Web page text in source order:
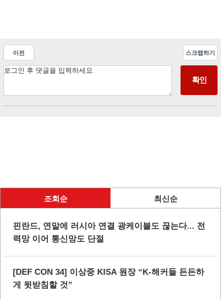
이전 스크랩하기
조회순 최신순
핀란드, 연말에 러시아 연결 광케이블도 끊는다... 전
력망 이어 통신망도 단절
[DEF CON 34] 이상중 KISA 원장 “K-해커들 든든하
게 뒷받침할 것”